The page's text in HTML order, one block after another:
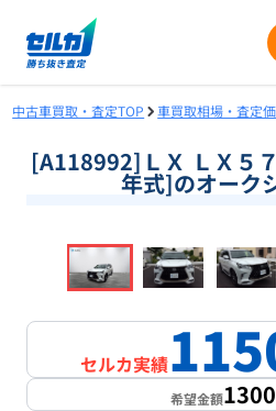
中古車買取・査定TOP 車買取相場・査定
[A118992]ＬＸ ＬＸ５
年式]のオーク
セルカ実績
希望金額